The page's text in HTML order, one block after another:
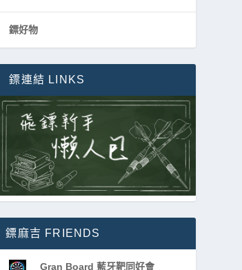
鏢好物
鏢連結 LINKS
鏢麻吉 FRIENDS
Gran Board 藍牙靶同好會